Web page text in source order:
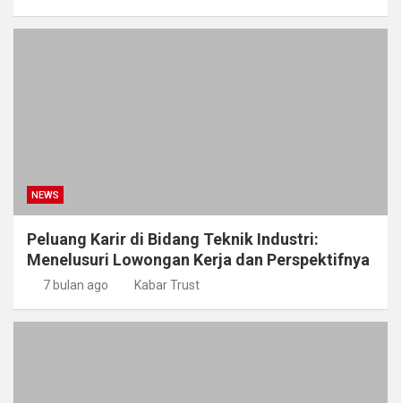
NEWS
Peluang Karir di Bidang Teknik Industri:
Menelusuri Lowongan Kerja dan Perspektifnya
7 bulan ago Kabar Trust